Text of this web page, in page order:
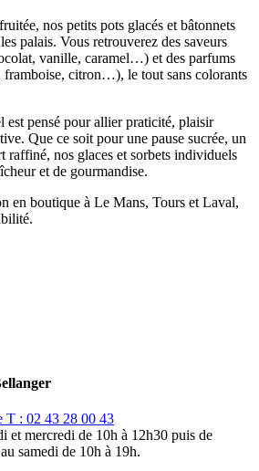
nos petits pots glacés et bâtonnets
palais. Vous retrouverez des saveurs
vanille, caramel…) et des parfums
framboise, citron…), le tout sans colorants
pensé pour allier praticité, plaisir
Que ce soit pour une pause sucrée, un
raffiné, nos glaces et sorbets individuels
et de gourmandise.
en boutique à Le Mans, Tours et Laval,
T : 02 43 28 00 43
et mercredi de 10h à 12h30 puis de
samedi de 10h à 19h.